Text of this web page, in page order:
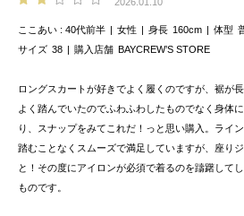
ここあい 40代前半 女性 身長 160cm 体型
サイズ 38 購入店舗 BAYCREW’S STORE
ロングスカートが好きでよく履くのですが、裾が
よく踏んでいたのでふわふわしたものでなく身体
り、スナップをみてこれだ！っと思い購入。ライ
踏むことなくスムーズで満足していますが、座り
と！その度にアイロンが必須で着るのを躊躇して
ものです。